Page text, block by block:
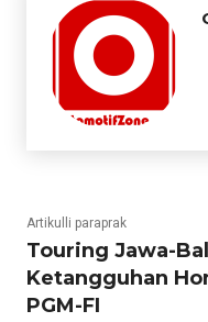
Artikulli paraprak
Touring Jawa-
Ketangguhan
PGM-FI